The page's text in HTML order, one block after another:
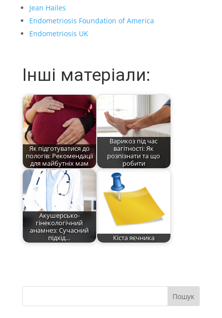
Jean Hailes
Endometriosis Foundation of America
Endometriosis UK
Інші матеріали:
Як підготуватися до
пологів: Рекомендації
для майбутніх мам
Варикоз під час
вагітності: Як
розпізнати та що
робити
Акушерсько-
гінекологічний
анамнез: Сучасний
підхід…
Кіста яєчника
Пошук